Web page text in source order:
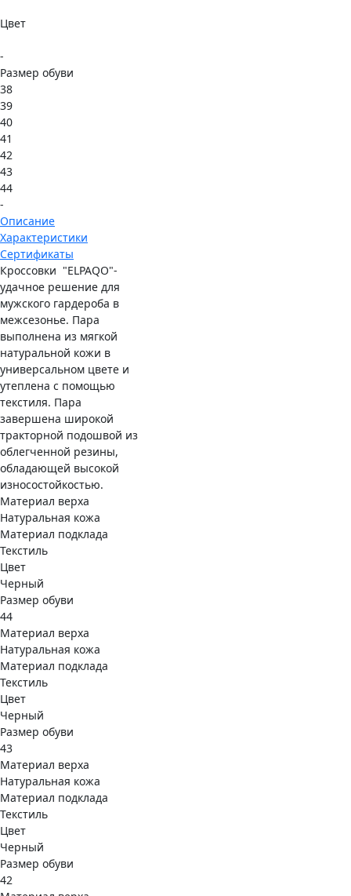
Цвет
-
Размер обуви
38
39
40
41
42
43
44
-
Описание
Характеристики
Сертификаты
Кроссовки "ELPAQO"-
удачное решение для
мужского гардероба в
межсезонье. Пара
выполнена из мягкой
натуральной кожи в
универсальном цвете и
утеплена с помощью
текстиля. Пара
завершена широкой
тракторной подошвой из
облегченной резины,
обладающей высокой
износостойкостью.
Материал верха
Натуральная кожа
Материал подклада
Текстиль
Цвет
Черный
Размер обуви
44
Материал верха
Натуральная кожа
Материал подклада
Текстиль
Цвет
Черный
Размер обуви
43
Материал верха
Натуральная кожа
Материал подклада
Текстиль
Цвет
Черный
Размер обуви
42